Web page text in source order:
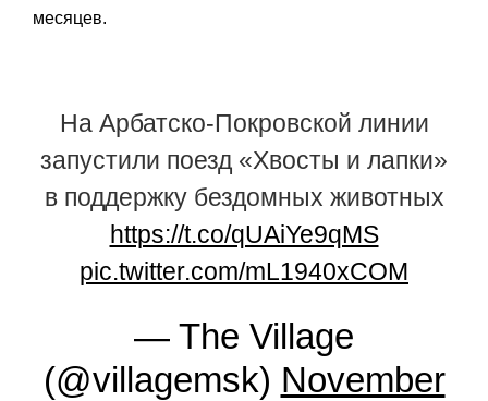
месяцев.
На Арбатско-Покровской линии
запустили поезд «Хвосты и лапки»
в поддержку бездомных животных
https://t.co/qUAiYe9qMS
pic.twitter.com/mL1940xCOM
— The Village
(@villagemsk) November